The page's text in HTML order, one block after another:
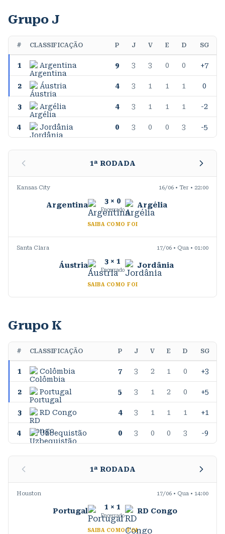
Grupo J
# CLASSIFICAÇÃO P J V E D SG
1 Argentina 9 3 3 0 0 +7
2 Áustria 4 3 1 1 1 0
3 Argélia 4 3 1 1 1 -2
4 Jordânia 0 3 0 0 3 -5
1ª RODADA
Kansas City 16/06 • Ter • 22:00
Argentina 3 × 0
Encerrado
Argélia
SAIBA COMO FOI
Santa Clara 17/06 • Qua • 01:00
Áustria 3 × 1
Encerrado
Jordânia
SAIBA COMO FOI
Grupo K
# CLASSIFICAÇÃO P J V E D SG
1 Colômbia 7 3 2 1 0 +3
2 Portugal 5 3 1 2 0 +5
3 RD Congo 4 3 1 1 1 +1
4 Uzbequistão 0 3 0 0 3 -9
1ª RODADA
Houston 17/06 • Qua • 14:00
Portugal 1 × 1
Encerrado
RD Congo
SAIBA COMO FOI